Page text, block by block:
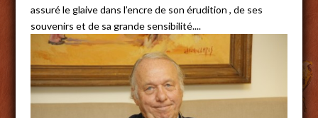
assuré le glaive dans l’encre de son érudition , de ses
souvenirs et de sa grande sensibilité....